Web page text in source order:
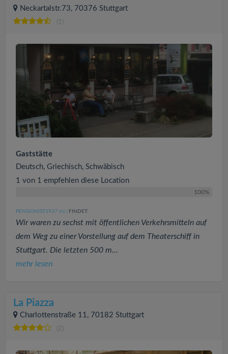
Neckartalstr.73, 70376 Stuttgart
(1)
Gaststätte
Deutsch, Griechisch, Schwäbisch
1 von 1 empfehlen diese Location
100%
PENSIONIST1937 (92 ) FINDET:
Wir waren zu sechst mit öffentlichen Verkehrsmitteln auf
dem Weg zu einer Vorstellung auf dem Theaterschiff in
Stuttgart. Die letzten 500 m...
mehr lesen
La Piazza
Charlottenstraße 11, 70182 Stuttgart
(2)